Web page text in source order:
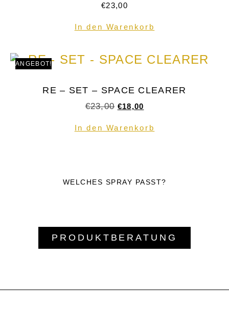
€23,00
In den Warenkorb
ANGEBOT!
RE – SET – SPACE CLEARER
€23,00 €18,00
In den Warenkorb
WELCHES SPRAY PASST?
PRODUKTBERATUNG